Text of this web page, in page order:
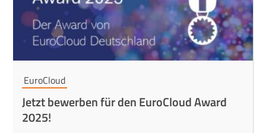
EuroCloud
Jetzt bewerben für den EuroCloud Award
2025!